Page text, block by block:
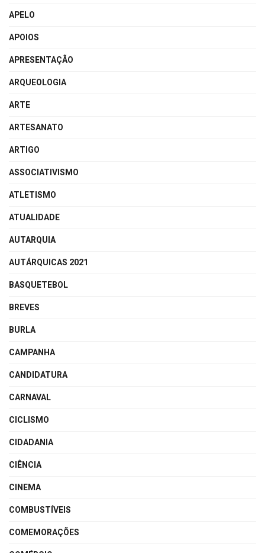
APELO
APOIOS
APRESENTAÇÃO
ARQUEOLOGIA
ARTE
ARTESANATO
ARTIGO
ASSOCIATIVISMO
ATLETISMO
ATUALIDADE
AUTARQUIA
AUTÁRQUICAS 2021
BASQUETEBOL
BREVES
BURLA
CAMPANHA
CANDIDATURA
CARNAVAL
CICLISMO
CIDADANIA
CIÊNCIA
CINEMA
COMBUSTÍVEIS
COMEMORAÇÕES